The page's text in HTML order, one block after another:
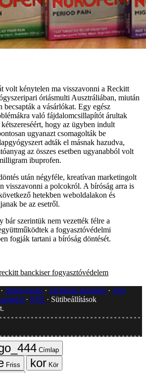
volt kénytelen ma visszavonni a Reckitt
óriásmulti Ausztráliában, miután
a vásárlókat. Egy egész
való fájdalomcsillapítót árultak
hogy az ügyben indult
ugyanazt csomagolták be
adták el másnak hazudva,
az összes esetben ugyanabból volt
ibuprofen.
után négyféle, kreatívan marketingolt
visszavonni a polcokról. A bíróság arra is
hetekben weboldalakon és
be az esetről.
bár szerintük nem vezették félre a
a fogyasztóvédelmi
fogják tartani a bíróság döntését.
banckiser fogyasztóvédelem
Impresszum Javítások kezelése
Jogi
RSS
Sütibeállítások
Címlap
Friss
Kör